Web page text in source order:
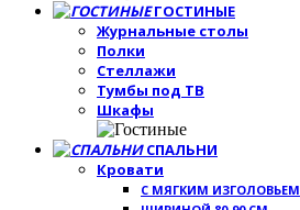
ГОСТИНЫЕ
Журнальные столы
Полки
Стеллажи
Тумбы под ТВ
Шкафы
СПАЛЬНИ
Кровати
С МЯГКИМ ИЗГОЛОВЬЕМ